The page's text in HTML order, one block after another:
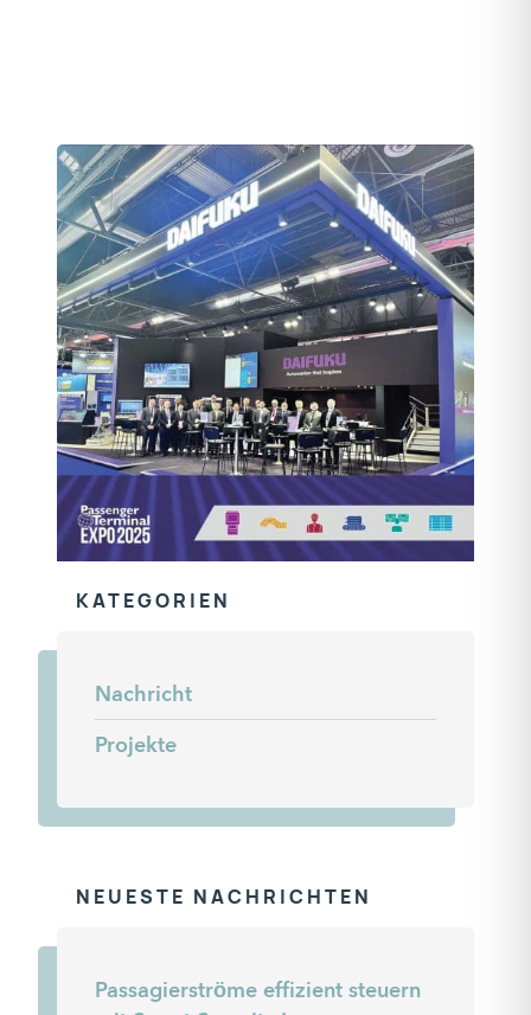
KATEGORIEN
Nachricht
Projekte
NEUESTE NACHRICHTEN
Passagierströme effizient steuern